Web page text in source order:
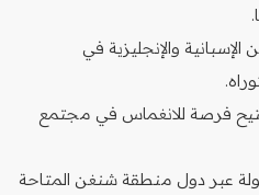
الإسبانية والإنجليزية في
تتيح فرصة للانغماس في مجتمع
عبر دول منطقة شنغن المتاحة